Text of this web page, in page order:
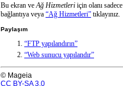
Bu ekran veAğ Hizmetleri için olanı sadece
bağlantıya veya “Ağ Hizmetleri” tıklayınız.
Paylaşım
“FTP yapılandırın”
“Web sunucu yapılandır”
© Mageia
CC BY-SA 3.0